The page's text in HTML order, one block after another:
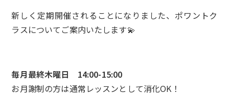
新しく定期開催されることになりました、ポワントク
ラスについてご案内いたします💫
毎月最終木曜日 14:00-15:00
お月謝制の方は通常レッスンとして消化OK！